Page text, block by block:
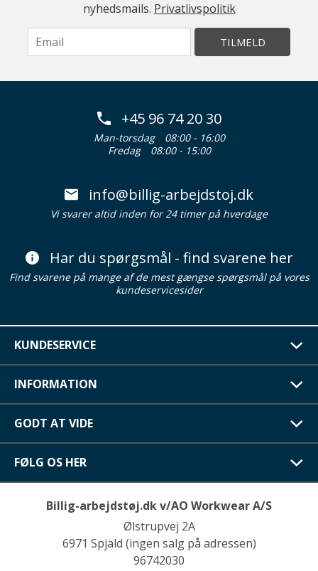
nyhedsmails. Privatlivspolitik
TILMELD
+45 96 74 20 30
Man-torsdag
08:00 - 16:00
Fredag
08:00 - 15:00
info@billig-arbejdstoj.dk
Vi svarer altid inden for 24 timer på hverdage
Har du spørgsmål - find svarene her
Find svarene på mange af de mest gængse spørgsmål på vores
kundeservicesider
KUNDESERVICE
INFORMATION
GODT AT VIDE
FØLG OS HER
Billig-arbejdstøj.dk v/AO Workwear A/S
Ølstrupvej 2A
6971 Spjald (ingen salg på adressen)
96742030